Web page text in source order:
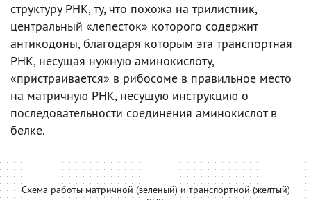
структуру РНК, ту, что похожа на трилистник,
центральный «лепесток» которого содержит
антикодоны, благодаря которым эта транспортная
РНК, несущая нужную аминокислоту,
«пристраивается» в рибосоме в правильное место
на матричную РНК, несущую инструкцию о
последовательности соединения аминокислот в
белке.
Схема работы матричной (зеленый) и транспортной (желтый)